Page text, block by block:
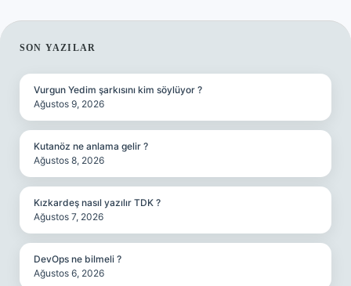
SIDEBAR
SON YAZILAR
Vurgun Yedim şarkısını kim söylüyor ?
Ağustos 9, 2026
Kutanöz ne anlama gelir ?
Ağustos 8, 2026
Kızkardeş nasıl yazılır TDK ?
Ağustos 7, 2026
DevOps ne bilmeli ?
Ağustos 6, 2026